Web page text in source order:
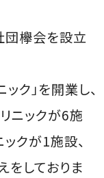
団欅会を設立
ク」を開業し、
ニックが6施
クが1施設、
しておりま